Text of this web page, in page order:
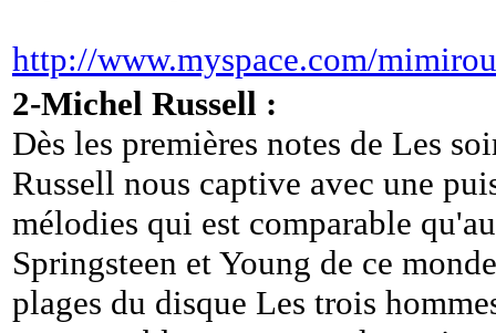
http://www.myspace.com/
2-Michel Russell :
Dès les premières notes de Les
Russell nous captive avec une
mélodies qui est comparable
Springsteen et Young de ce
plages du disque Les trois